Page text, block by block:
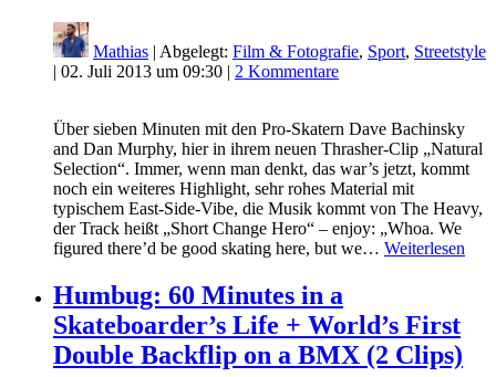
Mathias | Abgelegt: Film & Fotografie, Sport, Streetstyle
| 02. Juli 2013 um 09:30 | 2 Kommentare
Über sieben Minuten mit den Pro-Skatern Dave Bachinsky
and Dan Murphy, hier in ihrem neuen Thrasher-Clip „Natural
Selection“. Immer, wenn man denkt, das war’s jetzt, kommt
noch ein weiteres Highlight, sehr rohes Material mit
typischem East-Side-Vibe, die Musik kommt von The Heavy,
der Track heißt „Short Change Hero“ – enjoy: „Whoa. We
figured there’d be good skating here, but we… Weiterlesen
Humbug: 60 Minutes in a
Skateboarder’s Life + World’s First
Double Backflip on a BMX (2 Clips)